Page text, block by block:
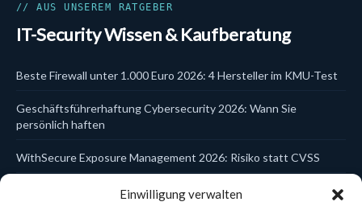
Einwilligung verwalten
Data Security
DSGVO & KI
Endpoint Security
Firewalls
Hersteller
Incident Response
Kanzlei-Schulungen
// AUS UNSEREM RATGEBER
IT-Security Wissen & Kaufberatung
Beste Firewall unter 1.000 Euro 2026: 4 Hersteller im KMU-Test
Geschäftsführerhaftung Cybersecurity 2026: Wann Sie
persönlich haften
WithSecure Exposure Management 2026: Risiko statt CVSS
Trellix Data Encryption DSGVO 2026: Laptop- und USB-Schutz